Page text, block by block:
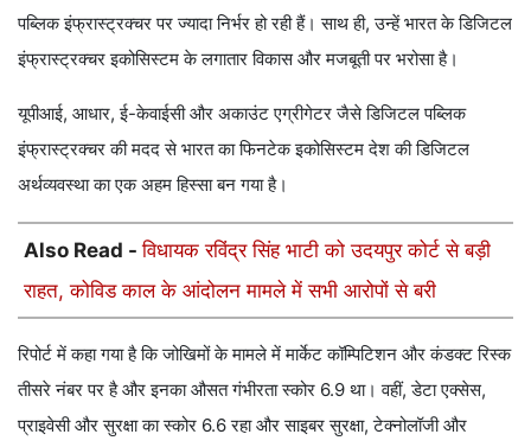
पब्लिक इंफ्रास्ट्रक्चर पर ज्यादा निर्भर हो रही हैं। साथ ही, उन्हें भारत के डिजिटल
इंफ्रास्ट्रक्चर इकोसिस्टम के लगातार विकास और मजबूती पर भरोसा है।
यूपीआई, आधार, ई-केवाईसी और अकाउंट एग्रीगेटर जैसे डिजिटल पब्लिक
इंफ्रास्ट्रक्चर की मदद से भारत का फिनटेक इकोसिस्टम देश की डिजिटल
अर्थव्यवस्था का एक अहम हिस्सा बन गया है।
Also Read -विधायक रविंद्र सिंह भाटी को उदयपुर कोर्ट से बड़ी
राहत, कोविड काल के आंदोलन मामले में सभी आरोपों से बरी
रिपोर्ट में कहा गया है कि जोखिमों के मामले में मार्केट कॉम्पिटिशन और कंडक्ट रिस्क
तीसरे नंबर पर है और इनका औसत गंभीरता स्कोर 6.9 था। वहीं, डेटा एक्सेस,
प्राइवेसी और सुरक्षा का स्कोर 6.6 रहा और साइबर सुरक्षा, टेक्नोलॉजी और